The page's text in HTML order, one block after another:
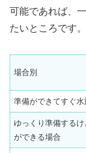
可能であれば、
たいところです。
場合別
準備ができてすぐ
ゆっくり準備する
ができる場合